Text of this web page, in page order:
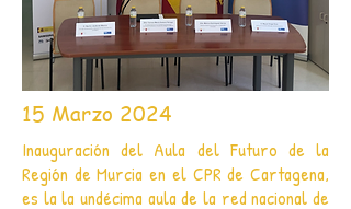
15 Marzo 2024
Inauguración del Aula del Futuro de la
Región de Murcia en el CPR de Cartagena,
es la la undécima aula de la red nacional de